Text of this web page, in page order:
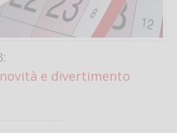
novità e divertimento